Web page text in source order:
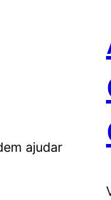
ajudar